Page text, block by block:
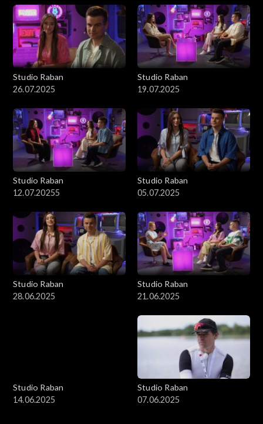
Studio Raban
26.07.2025
Studio Raban
19.07.2025
Studio Raban
12.07.20255
Studio Raban
05.07.2025
Studio Raban
28.06.2025
Studio Raban
21.06.2025
Studio Raban
14.06.2025
Studio Raban
07.06.2025